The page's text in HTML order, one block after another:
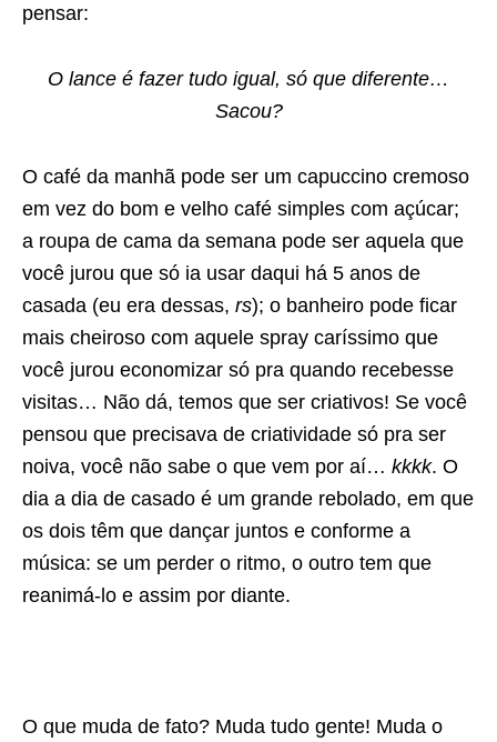
pensar:
O lance é fazer tudo igual, só que diferente…
Sacou?
O café da manhã pode ser um capuccino cremoso
em vez do bom e velho café simples com açúcar;
a roupa de cama da semana pode ser aquela que
você jurou que só ia usar daqui há 5 anos de
casada (eu era dessas, rs); o banheiro pode ficar
mais cheiroso com aquele spray caríssimo que
você jurou economizar só pra quando recebesse
visitas… Não dá, temos que ser criativos! Se você
pensou que precisava de criatividade só pra ser
noiva, você não sabe o que vem por aí… kkkk. O
dia a dia de casado é um grande rebolado, em que
os dois têm que dançar juntos e conforme a
música: se um perder o ritmo, o outro tem que
reanimá-lo e assim por diante.
O que muda de fato? Muda tudo gente! Muda o